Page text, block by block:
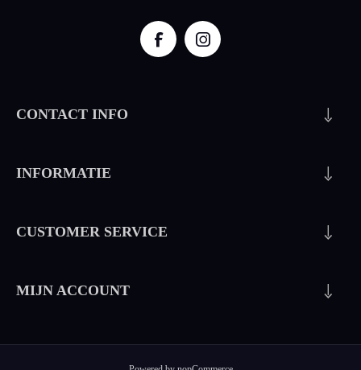
CONTACT INFO
INFORMATIE
CUSTOMER SERVICE
MIJN ACCOUNT